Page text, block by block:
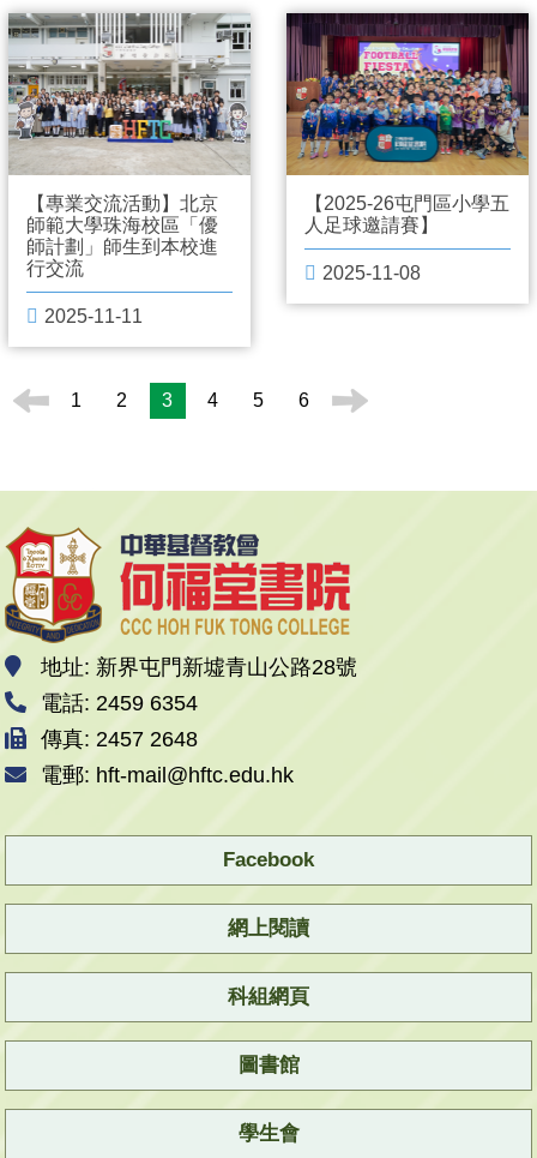
【專業交流活動】北京
師範大學珠海校區「優
師計劃」師生到本校進
行交流
2025-11-11
【2025-26屯門區小學五
人足球邀請賽】
2025-11-08
1 2 3 4 5 6
地址: 新界屯門新墟青山公路28號
電話: 2459 6354
傳真: 2457 2648
電郵: hft-mail@hftc.edu.hk
Facebook
網上閱讀
科組網頁
圖書館
學生會